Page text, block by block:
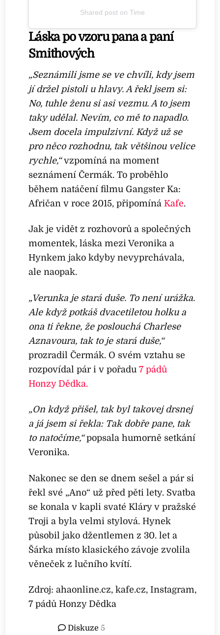
Shared post onTime
b
g
i
b
r
a
r
y
Láska po vzoru pana a paní
Smithových
„Seznámili jsme se ve chvíli, kdy jsem
jí držel pistoli u hlavy. A řekl jsem si:
No, tuhle ženu si asi vezmu. A to jsem
taky udělal. Nevím, co mě to napadlo.
Jsem docela impulzivní. Když už se
pro něco rozhodnu, tak většinou velice
rychle,“vzpomíná na moment
seznámení Čermák. To proběhlo
během natáčení filmu Gangster Ka:
Afričan v roce 2015, připomínáKafe.
Jak je vidět z rozhovorů a společných
momentek, láska mezi Veronika a
Hynkem jako kdyby nevyprchávala,
ale naopak.
„Verunka je stará duše. To není urážka.
Ale když potkáš dvacetiletou holku a
ona ti řekne, že poslouchá Charlese
Aznavoura, tak to je stará duše,“
prozradil Čermák. O svém vztahu se
rozpovídal pár i v pořadu7 pádů
Honzy Dědka.
„On když přišel, tak byl takovej drsnej
a já jsem si řekla: Tak dobře pane, tak
to natočíme,“popsala humorně setkání
Veronika.
Nakonec se den se dnem sešel a pár si
řekl své „Ano“ už před pěti lety. Svatba
se konala v kapli svaté Kláry v pražské
Troji a byla velmi stylová. Hynek
působil jako džentlemen z 30. let a
Šárka místo klasického závoje zvolila
věneček z lučního kvítí.
Zdroj: ahaonline.cz, kafe.cz, Instagram,
7 pádů Honzy Dědka
Diskuze5